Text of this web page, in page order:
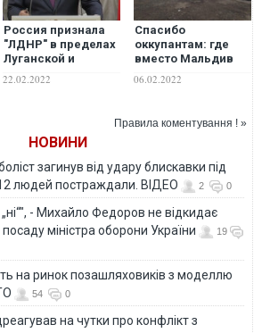
Россия признала
"ЛДНР" в пределах
Луганской и
Донецкой областей
Украины – Путин
22.02.2022
Спасибо
оккупантам: где
вместо Мальдив
отдыхают теперь
жители Луганска, –
06.02.2022
Правила коментування ! »
НОВИНИ
загинув від удару блискавки під
людей постраждали. ВІДЕО
2 0
- Михайло Федоров не відкидає
міністра оборони України
19
на ринок позашляховиків з моделлю
54 0
на чутки про конфлікт з